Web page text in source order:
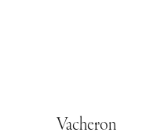
Vacheron